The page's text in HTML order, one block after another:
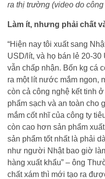
ra thị trường (video do
Làm ít, nhưng phải chất
“Hiện nay tôi xuất sang
USD/lít, và họ bán lẻ 20-
vẫn chấp nhận. Bốn kg cá
ra một lít nước mắm ngon,
còn cả công nghệ kết tinh
phẩm sạch và an toàn cho
mắm cốt nhĩ của công ty
còn cao hơn sản phẩm
sản phẩm tốt nhất là phải
như người Nhật bao giờ
hàng xuất khẩu” – ông
chất xám thì mới tạo ra